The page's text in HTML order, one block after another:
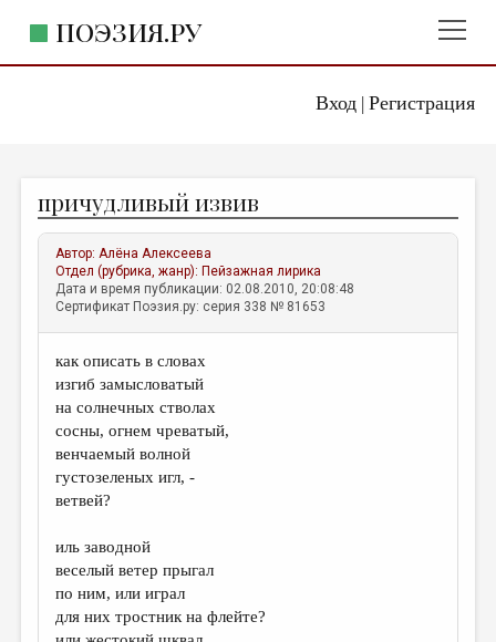
Вход| Регистрация
ПОЭЗИЯ.РУ
ЖАНРЫ
АВТОРЫ
КОММЕНТАРИИ
ЛИТСАЛОН
НОВОСТИ
ПРАВИЛА САЙТА
ОТДЕЛЫ И РУБРИКИ
ИЗБРАННОЕ
ПРОИЗВЕДЕНИЯ
ПЕРЕВОДЫ
причудливый извив
Автор:Алёна Алексеева
Отдел (рубрика, жанр): Пейзажная лирика
Дата и время публикации: 02.08.2010, 20:08:48
Сертификат Поэзия.ру: серия 338 № 81653
как описать в словах
изгиб замысловатый
на солнечных стволах
сосны, огнем чреватый,
венчаемый волной
густозеленых игл, -
ветвей?
иль заводной
веселый ветер прыгал
по ним, или играл
для них тростник на флейте?